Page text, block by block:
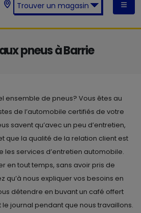
Trouver un magasin
pneus à Barrie
ensemble de pneus? Vous êtes au
de l’automobile certifiés de votre
savent qu’avec un peu d’entretien,
que la qualité de la relation client est
les services d’entretien automobile.
en tout temps, sans avoir pris de
qu’à nous expliquer vos besoins en
détendre en buvant un café offert
journal pendant que nous travaillons.